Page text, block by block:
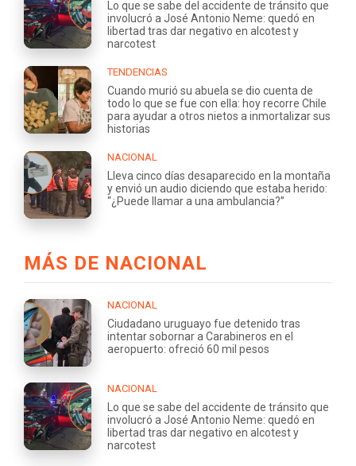
Lo que se sabe del accidente de tránsito que
involucró a José Antonio Neme: quedó en
libertad tras dar negativo en alcotest y
narcotest
TENDENCIAS
Cuando murió su abuela se dio cuenta de
todo lo que se fue con ella: hoy recorre Chile
para ayudar a otros nietos a inmortalizar sus
historias
NACIONAL
Lleva cinco días desaparecido en la montaña
y envió un audio diciendo que estaba herido:
“¿Puede llamar a una ambulancia?”
MÁS DE NACIONAL
NACIONAL
Ciudadano uruguayo fue detenido tras
intentar sobornar a Carabineros en el
aeropuerto: ofreció 60 mil pesos
NACIONAL
Lo que se sabe del accidente de tránsito que
involucró a José Antonio Neme: quedó en
libertad tras dar negativo en alcotest y
narcotest